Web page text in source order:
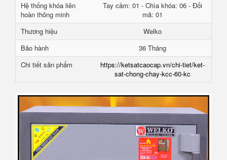
Hệ thống khóa liên
hoàn thông minh
Tay cầm: 01 - Chìa khóa: 06 - Đổi
mã: 01
Thương hiệu
Welko
Bảo hành
36 Tháng
Chi tiết sản phẩm
https://ketsatcaocap.vn/chi-tiet/ket-
sat-chong-chay-kcc-60-kc